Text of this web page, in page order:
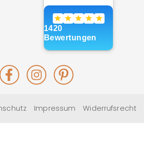
FacebookInstagramPinterest
Impressum Widerrufsrecht